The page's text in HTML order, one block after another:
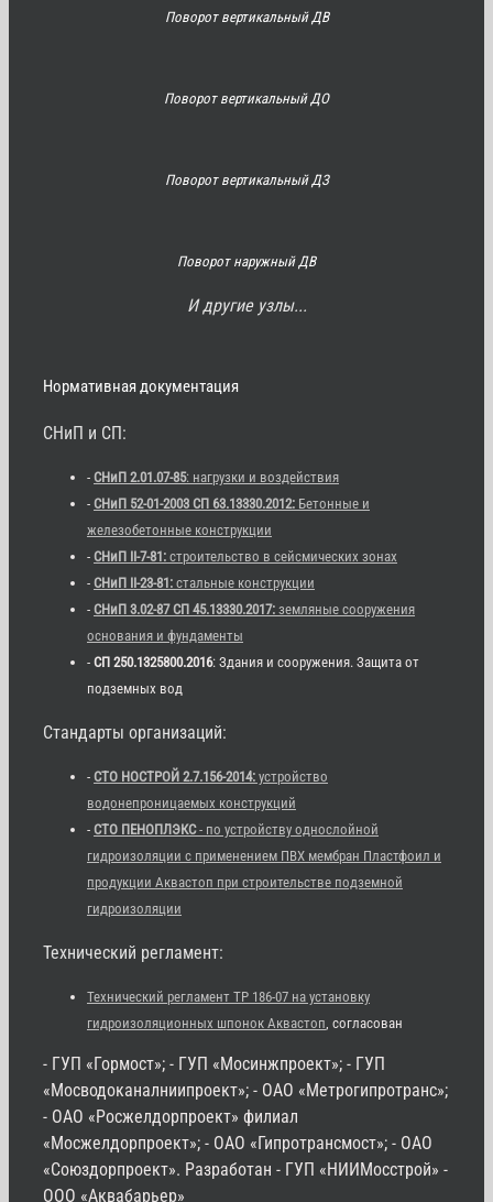
Поворот вертикальный ДВ
Поворот вертикальный ДО
Поворот вертикальный ДЗ
Поворот наружный ДВ
И другие узлы...
Нормативная документация
СНиП и СП:
- СНиП 2.01.07-85: нагрузки и воздействия
- СНиП 52-01-2003 СП 63.13330.2012: Бетонные и
железобетонные конструкции
- СНиП II-7-81: строительство в сейсмических зонах
- СНиП II-23-81: стальные конструкции
- СНиП 3.02-87 СП 45.13330.2017: земляные сооружения
основания и фундаменты
- СП 250.1325800.2016: Здания и сооружения. Защита от
подземных вод
Стандарты организаций:
- СТО НОСТРОЙ 2.7.156-2014: устройство
водонепроницаемых конструкций
- СТО ПЕНОПЛЭКС- по устройству однослойной
гидроизоляции с применением ПВХ мембран Пластфоил и
продукции Аквастоп при строительстве подземной
гидроизоляции
Технический регламент:
Технический регламент ТР 186-07 на установку
гидроизоляционных шпонок Аквастоп, согласован
- ГУП «Гормост»; - ГУП «Мосинжпроект»; - ГУП
«Мосводоканалниипроект»; - ОАО «Метрогипротранс»;
- ОАО «Росжелдорпроект» филиал
«Мосжелдорпроект»; - ОАО «Гипротрансмост»; - ОАО
«Союздорпроект». Разработан - ГУП «НИИМосстрой» -
ООО «Аквабарьер»